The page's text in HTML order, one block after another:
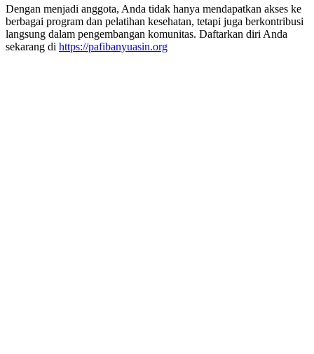
Dengan menjadi anggota, Anda tidak hanya mendapatkan akses ke
berbagai program dan pelatihan kesehatan, tetapi juga berkontribusi
langsung dalam pengembangan komunitas. Daftarkan diri Anda
sekarang di https://pafibanyuasin.org